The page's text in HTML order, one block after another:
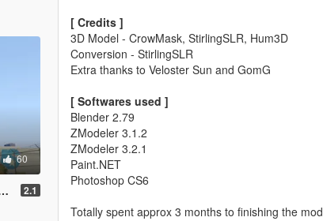
60
2.1
[ Credits ]
3D Model - CrowMask, StirlingSLR, Hum3D
Conversion - StirlingSLR
Extra thanks to Veloster Sun and GomG
[ Softwares used ]
Blender 2.79
ZModeler 3.1.2
ZModeler 3.2.1
Paint.NET
Photoshop CS6
Totally spent approx 3 months to finishing the mod